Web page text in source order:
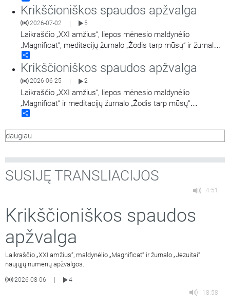
Krikščioniškos spaudos apžvalga
2026-07-02 | 5
Laikraščio „XXI amžius“, liepos mėnesio maldynėlio
„Magnificat“, meditacijų žurnalo „Žodis tarp mūsų“ ir žurnalo
„Jėzuitai“ apžvalgos.
Krikščioniškos spaudos apžvalga
2026-06-25 2
Laikraščio „XXI amžius“, liepos mėnesio maldynėlio
„Magnificat“ ir meditacijų žurnalo „Žodis tarp mūsų“
apžvalgos.
daugiau
SUSIJĘ TRANSLIACIJOS
4:51
Krikščioniškos spaudos
apžvalga
Laikraščio „XXI amžius“, maldynėlio „Magnificat“ ir žurnalo „Jėzuitai“
naujųjų numerių apžvalgos.
2026-08-06
4
18:58